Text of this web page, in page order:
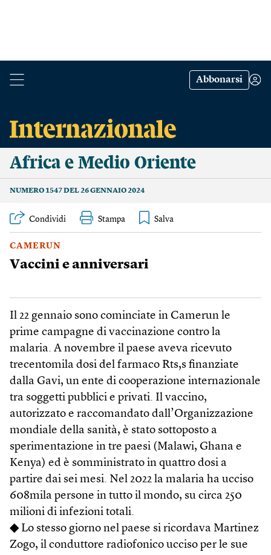
Abbonarsi
Africa e Medio Oriente
NUMERO 1547 DEL 26 GENNAIO 2024
Condividi Stampa
CAMERUN
Vaccini e anniversari
Il 22 gennaio sono cominciate in Camerun le
prime campagne di vaccinazione contro la
malaria. A novembre il paese aveva ricevuto
trecentomila dosi del farmaco Rts,s finanziate
dalla Gavi, un ente di cooperazione internazionale
tra soggetti pubblici e privati. Il vaccino,
autorizzato e raccomandato dall’Organizzazione
mondiale della sanità, è stato sottoposto a
sperimentazione in tre paesi (Malawi, Ghana e
Kenya) ed è somministrato in quattro dosi a
partire dai sei mesi. Nel 2022 la malaria ha ucciso
608mila persone in tutto il mondo, su circa 250
milioni di infezioni totali.
◆Lo stesso giorno nel paese si ricordava Martinez
Zogo, il conduttore radiofonico ucciso per le sue